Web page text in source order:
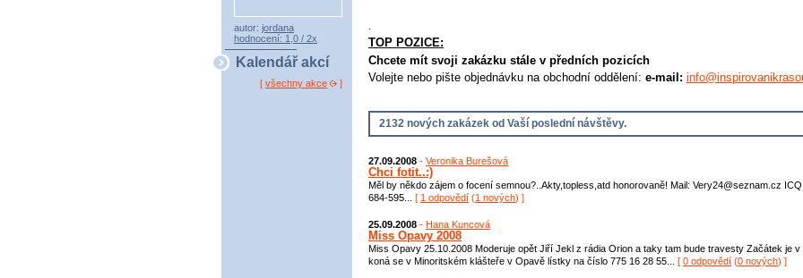
autor: jordana
hodnocení: 1,0 / 2x
Kalendář akcí
[ všechny akce ]
TOP POZICE:
Chcete mít svoji zakázku stále v předních pozicích
Volejte nebo pište objednávku na obchodní oddělení: e-mail:
2132 nových zakázek od Vaší poslední návštěvy.
27.09.2008 - Veronika Burešová
Chci fotit..:)
Měl by někdo zájem o focení semnou?..Akty,topless,atd honorovaně! Mail: Very24@seznam.cz
684-595... [ 1 odpovědí (1 nových) ]
25.09.2008 - Hana Kuncová
Miss Opavy 2008
Miss Opavy 25.10.2008 Moderuje opět Jiří Jekl z rádia Orion a taky tam bude travesty Začátek je v
koná se v Minoritském klášteře v Opavě lístky na číslo 775 16 28 55... [ 0 odpovědí (0 nových) ]